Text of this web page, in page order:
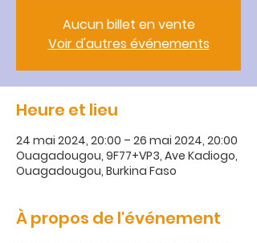
Aucun billet en vente
Voir d'autres événements
Heure et lieu
24 mai 2024, 20:00 – 26 mai 2024, 20:00
Ouagadougou, 9F77+VP3, Ave Kadiogo,
Ouagadougou, Burkina Faso
À propos de l'événement